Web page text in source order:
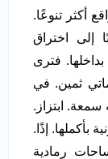
أكثر تنوعًا.
إلى اختراق
فترى
ثمين. في
سمعة. ابتزاز.
بأكملها. إذًا.
رمادية